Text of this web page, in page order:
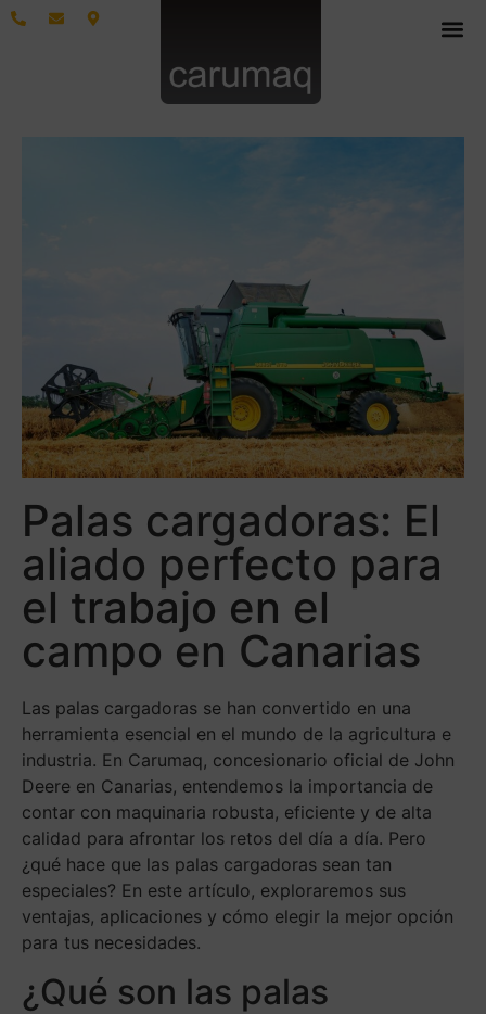
Palas cargadoras: El
aliado perfecto para
el trabajo en el
campo en Canarias
Las palas cargadoras se han convertido en una
herramienta esencial en el mundo de la agricultura e
industria. En Carumaq, concesionario oficial de John
Deere en Canarias, entendemos la importancia de
contar con maquinaria robusta, eficiente y de alta
calidad para afrontar los retos del día a día. Pero
¿qué hace que las palas cargadoras sean tan
especiales? En este artículo, exploraremos sus
ventajas, aplicaciones y cómo elegir la mejor opción
para tus necesidades.
¿Qué son las palas